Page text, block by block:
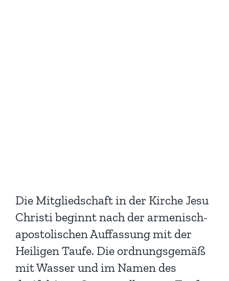
Die Mitgliedschaft in der Kirche Jesu
Christi beginnt nach der armenisch-
apostolischen Auffassung mit der
Heiligen Taufe. Die ordnungsgemäß
mit Wasser und im Namen des